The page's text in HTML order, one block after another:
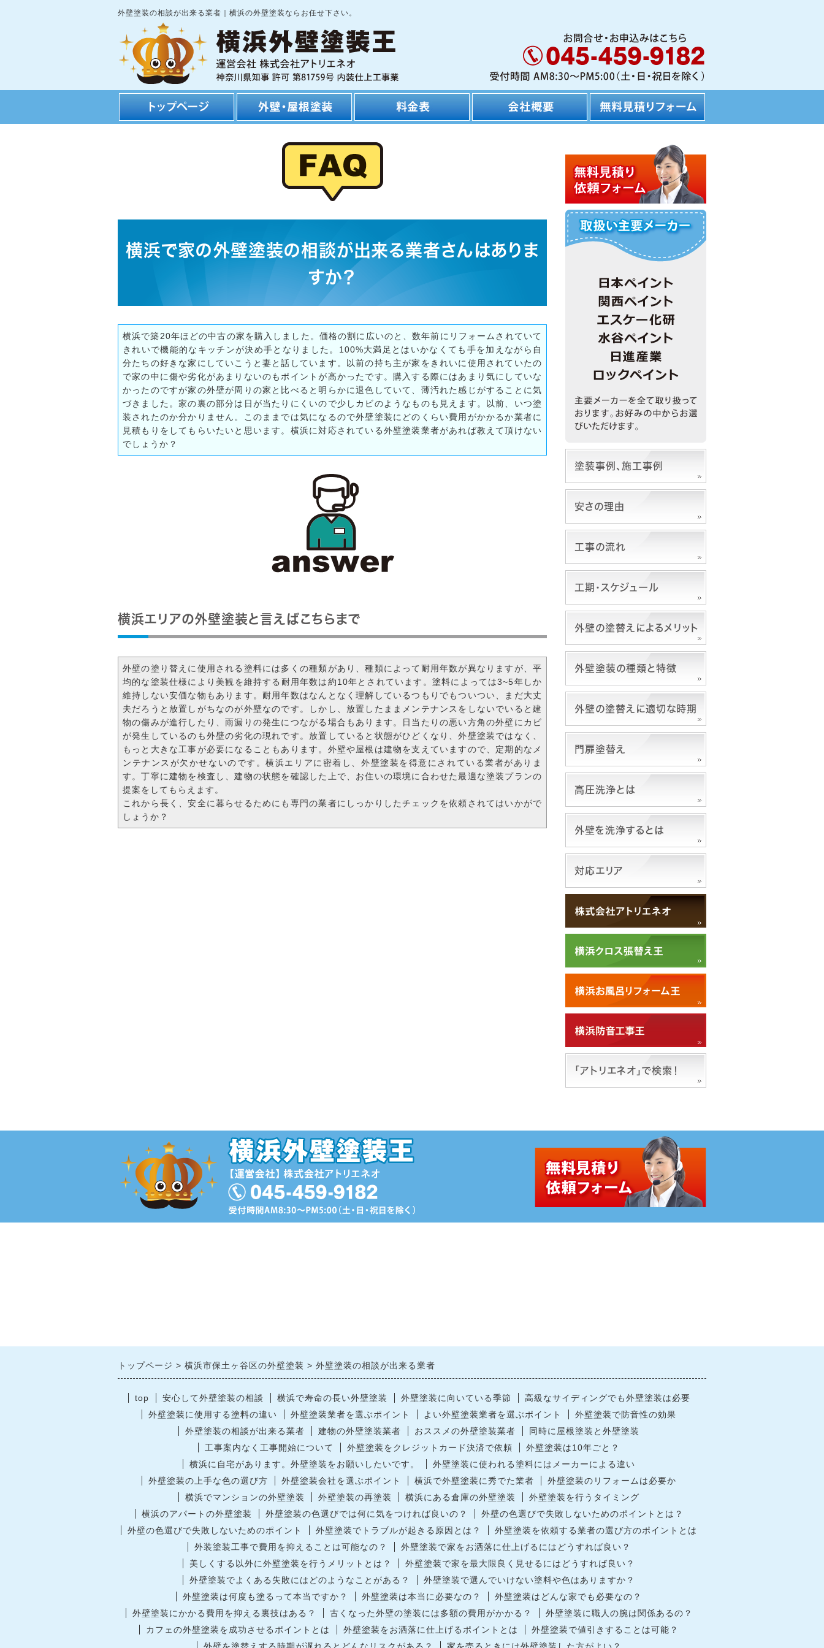
外壁塗装の相談が出来る業者｜横浜の外壁塗装ならお任せ下さい。
塗装事例、施工事例
安さの理由
工事の流れ
工期・スケジュール
外壁の塗替えによるメリット
外壁塗装の種類と特徴
外壁の塗替えに適切な時期
門扉塗替え
高圧洗浄とは
外壁を洗浄するとは
対応エリア
「アトリエネオ」で検索！
横浜で家の外壁塗装の相談が出来る業者さんはありま
すか？
横浜で築20年ほどの中古の家を購入しました。価格の割に広いのと、数年前にリフォームされていて
きれいで機能的なキッチンが決め手となりました。100%大満足とはいかなくても手を加えながら自
分たちの好きな家にしていこうと妻と話しています。以前の持ち主が家をきれいに使用されていたの
で家の中に傷や劣化があまりないのもポイントが高かったです。購入する際にはあまり気にしていな
かったのですが家の外壁が周りの家と比べると明らかに退色していて、薄汚れた感じがすることに気
づきました。家の裏の部分は日が当たりにくいので少しカビのようなものも見えます。以前、いつ塗
装されたのか分かりません。このままでは気になるので外壁塗装にどのくらい費用がかかるか業者に
見積もりをしてもらいたいと思います。横浜に対応されている外壁塗装業者があれば教えて頂けない
でしょうか？
横浜エリアの外壁塗装と言えばこちらまで
外壁の塗り替えに使用される塗料には多くの種類があり、種類によって耐用年数が異なりますが、平
均的な塗装仕様により美観を維持する耐用年数は約10年とされています。塗料によっては3~5年しか
維持しない安価な物もあります。耐用年数はなんとなく理解しているつもりでもついつい、まだ大丈
夫だろうと放置しがちなのが外壁なのです。しかし、放置したままメンテナンスをしないでいると建
物の傷みが進行したり、雨漏りの発生につながる場合もあります。日当たりの悪い方角の外壁にカビ
が発生しているのも外壁の劣化の現れです。放置していると状態がひどくなり、外壁塗装ではなく、
もっと大きな工事が必要になることもあります。外壁や屋根は建物を支えていますので、定期的なメ
ンテナンスが欠かせないのです。横浜エリアに密着し、外壁塗装を得意にされている業者がありま
す。丁寧に建物を検査し、建物の状態を確認した上で、お住いの環境に合わせた最適な塗装プランの
提案をしてもらえます。
これから長く、安全に暮らせるためにも専門の業者にしっかりしたチェックを依頼されてはいかがで
しょうか？
トップページ 横浜市保土ヶ谷区の外壁塗装 外壁塗装の相談が出来る業者
top 安心して外壁塗装の相談 横浜で寿命の長い外壁塗装 外壁塗装に向いている季節
高級なサイディングでも外壁塗装は必要
外壁塗装に使用する塗料の違い
外壁塗装業者を選ぶポイント よい外壁塗装業者を選ぶポイント
外壁塗装で防音性の効果
外壁塗装の相談が出来る業者
建物の外壁塗装業者 おススメの外壁塗装業者
同時に屋根塗装と外壁塗装
工事案内なく工事開始について
外壁塗装をクレジットカード決済で依頼
外壁塗装は10年ごと？
横浜に自宅があります。外壁塗装をお願いしたいです。
外壁塗装に使われる塗料にはメーカーによる違い
外壁塗装の上手な色の選び方
外壁塗装会社を選ぶポイント 横浜で外壁塗装に秀でた業者
外壁塗装のリフォームは必要か
横浜でマンションの外壁塗装
外壁塗装の再塗装 横浜にある倉庫の外壁塗装
外壁塗装を行うタイミング
横浜のアパートの外壁塗装
外壁塗装の色選びでは何に気をつければ良いの？
外壁の色選びで失敗しないためのポイントとは？
外壁の色選びで失敗しないためのポイント
外壁塗装でトラブルが起きる原因とは？
外壁塗装を依頼する業者の選び方のポイントとは
外装塗装工事で費用を抑えることは可能なの？
外壁塗装で家をお洒落に仕上げるにはどうすれば良い？
美しくする以外に外壁塗装を行うメリットとは？
外壁塗装で家を最大限良く見せるにはどうすれば良い？
外壁塗装でよくある失敗にはどのようなことがある？
外壁塗装で選んでいけない塗料や色はありますか？
外壁塗装は何度も塗るって本当ですか？
外壁塗装は本当に必要なの？
外壁塗装はどんな家でも必要なの？
外壁塗装にかかる費用を抑える裏技はある？
古くなった外壁の塗装には多額の費用がかかる？
外壁塗装に職人の腕は関係あるの？
カフェの外壁塗装を成功させるポイントとは
外壁塗装をお洒落に仕上げるポイントとは
外壁塗装で値引きすることは可能？